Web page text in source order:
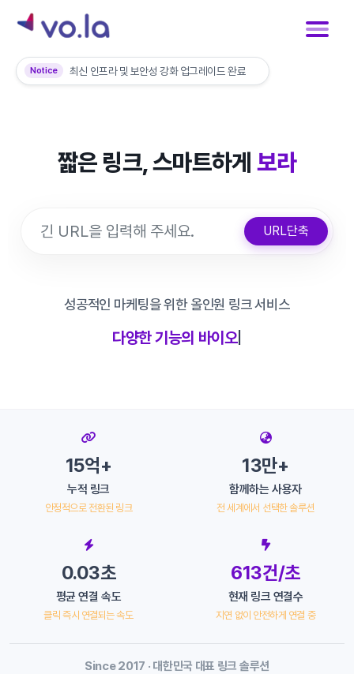
Notice
최신 인프라 및 보안성 강화 업그레이드 완료
VOLA 프리미엄 플랜만의 특별한 혜택 보기
짧은 링크, 스마트하게 보라
URL단축
성공적인 마케팅을 위한 올인원 링크 서비스
다양한 기능의 바이오링크
15억+
누적 링크
안정적으로 전환된 링크
13만+
함께하는 사용자
전 세계에서 선택한 솔루션
0.03초
평균 연결 속도
클릭 즉시 연결되는 속도
613건/초
현재 링크 연결수
지연 없이 안전하게 연결 중
Since 2017 · 대한민국 대표 링크 솔루션